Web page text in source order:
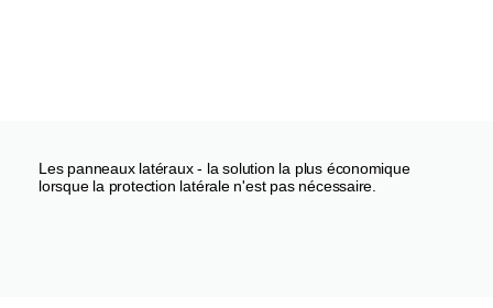
Les panneaux latéraux - la solution la plus économique
lorsque la protection latérale n'est pas nécessaire.